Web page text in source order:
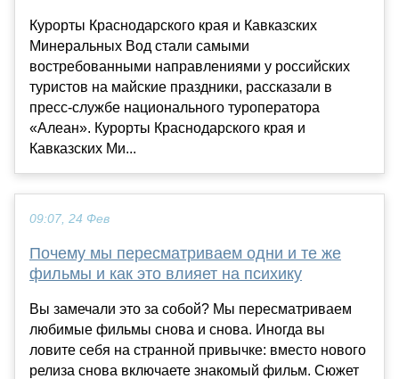
Курорты Краснодарского края и Кавказских
Минеральных Вод стали самыми
востребованными направлениями у российских
туристов на майские праздники, рассказали в
пресс-службе национального туроператора
«Алеан». Курорты Краснодарского края и
Кавказских Ми...
09:07, 24 Фев
Почему мы пересматриваем одни и те же
фильмы и как это влияет на психику
Вы замечали это за собой? Мы пересматриваем
любимые фильмы снова и снова. Иногда вы
ловите себя на странной привычке: вместо нового
релиза снова включаете знакомый фильм. Сюжет